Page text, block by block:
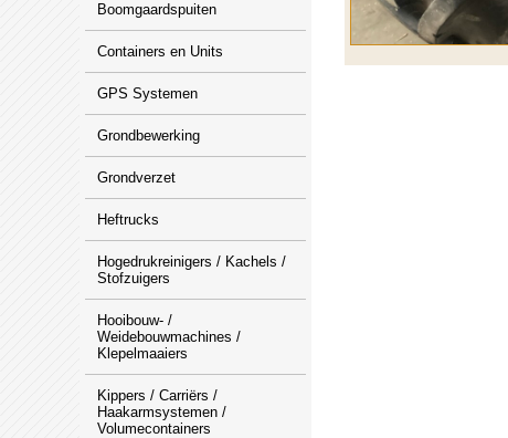
Boomgaardspuiten
Containers en Units
GPS Systemen
Grondbewerking
Grondverzet
Heftrucks
Hogedrukreinigers / Kachels /
Stofzuigers
Hooibouw- /
Weidebouwmachines /
Klepelmaaiers
Kippers / Carriërs /
Haakarmsystemen /
Volumecontainers